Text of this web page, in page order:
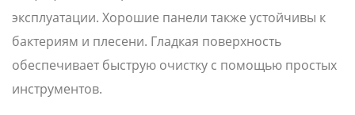
эксплуатации. Хорошие панели также устойчивы к
бактериям и плесени. Гладкая поверхность
обеспечивает быструю очистку с помощью простых
инструментов.